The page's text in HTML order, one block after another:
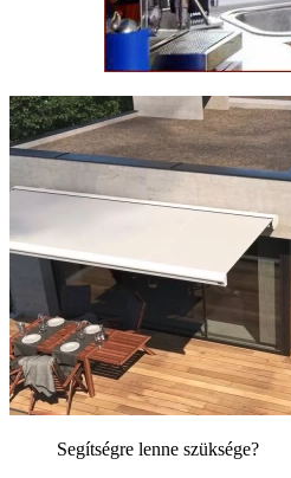
Segítségre lenne szüksége?